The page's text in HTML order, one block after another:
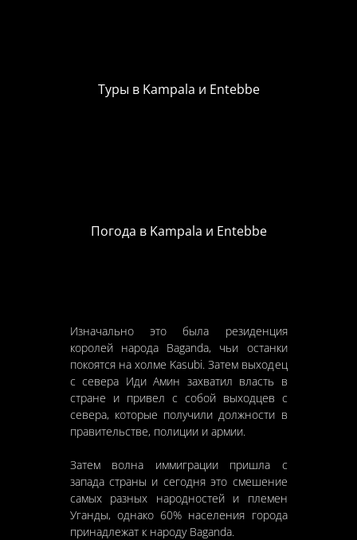
Туры в Kampala и Entebbe
Погода в Kampala и Entebbe
Изначально это была резиденция
королей народа Baganda, чьи останки
покоятся на холме Kasubi. Затем выходец
с севера Иди Амин захватил власть в
стране и привел с собой выходцев с
севера, которые получили должности в
правительстве, полиции и армии.
Затем волна иммиграции пришла с
запада страны и сегодня это смешение
самых разных народностей и племен
Уганды, однако 60% населения города
принадлежат к народу Baganda.